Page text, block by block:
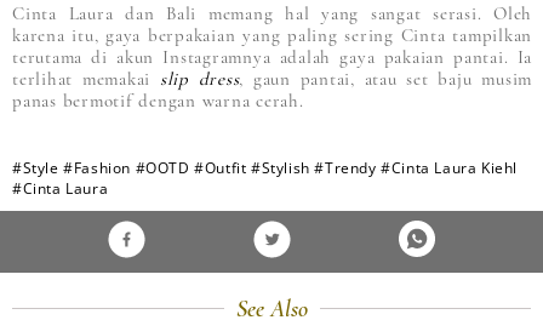
Cinta Laura dan Bali memang hal yang sangat serasi. Oleh
karena itu, gaya berpakaian yang paling sering Cinta tampilkan
terutama di akun Instagramnya adalah gaya pakaian pantai. Ia
terlihat memakai slip dress, gaun pantai, atau set baju musim
panas bermotif dengan warna cerah.
#Style #Fashion #OOTD #Outfit #Stylish #Trendy #Cinta Laura Kiehl
#Cinta Laura
See Also